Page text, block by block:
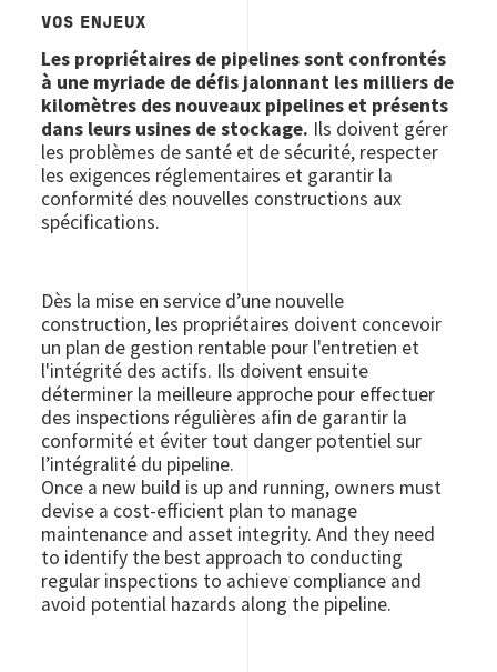
VOS ENJEUX
Les propriétaires de pipelines sont confrontés
à une myriade de défis jalonnant les milliers de
kilomètres des nouveaux pipelines et présents
dans leurs usines de stockage. Ils doivent gérer
les problèmes de santé et de sécurité, respecter
les exigences réglementaires et garantir la
conformité des nouvelles constructions aux
spécifications.
Dès la mise en service d’une nouvelle
construction, les propriétaires doivent concevoir
un plan de gestion rentable pour l'entretien et
l'intégrité des actifs. Ils doivent ensuite
déterminer la meilleure approche pour effectuer
des inspections régulières afin de garantir la
conformité et éviter tout danger potentiel sur
l’intégralité du pipeline.
Once a new build is up and running, owners must
devise a cost-efficient plan to manage
maintenance and asset integrity. And they need
to identify the best approach to conducting
regular inspections to achieve compliance and
avoid potential hazards along the pipeline.